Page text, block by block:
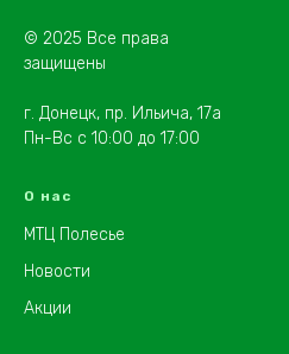
© 2025 Все права
защищены
г. Донецк, пр. Ильича, 17а
Пн-Вс с 10:00 до 17:00
О нас
МТЦ Полесье
Новости
Акции